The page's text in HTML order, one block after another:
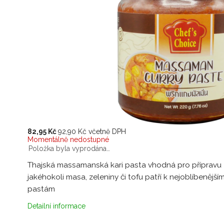
82,95 Kč92,90 Kč včetně DPH
Momentálně nedostupné
Položka byla vyprodána…
Thajská massamanská kari pasta vhodná pro přípravu
jakéhokoli masa, zeleniny či tofu patří k
pastám
Detailní informace